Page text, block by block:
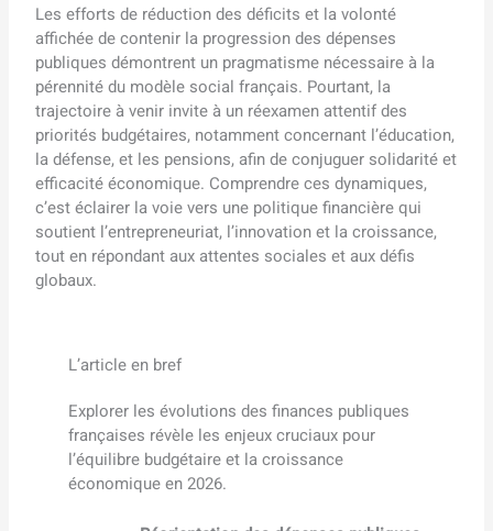
Les efforts de réduction des déficits et la volonté
affichée de contenir la progression des dépenses
publiques démontrent un pragmatisme nécessaire à la
pérennité du modèle social français. Pourtant, la
trajectoire à venir invite à un réexamen attentif des
priorités budgétaires, notamment concernant l’éducation,
la défense, et les pensions, afin de conjuguer solidarité et
efficacité économique. Comprendre ces dynamiques,
c’est éclairer la voie vers une politique financière qui
soutient l’entrepreneuriat, l’innovation et la croissance,
tout en répondant aux attentes sociales et aux défis
globaux.
L’article en bref
Explorer les évolutions des finances publiques
françaises révèle les enjeux cruciaux pour
l’équilibre budgétaire et la croissance
économique en 2026.